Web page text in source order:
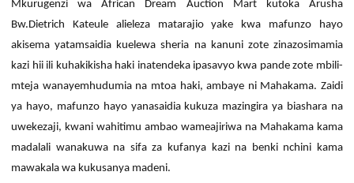
Mkurugenzi wa African Dream Auction Mart kutoka Arusha
Bw.Dietrich Kateule alieleza matarajio yake kwa mafunzo hayo
akisema yatamsaidia kuelewa sheria na kanuni zote zinazosimamia
kazi hii ili kuhakikisha haki inatendeka ipasavyo kwa pande zote mbili-
mteja wanayemhudumia na mtoa haki, ambaye ni Mahakama. Zaidi
ya hayo, mafunzo hayo yanasaidia kukuza mazingira ya biashara na
uwekezaji, kwani wahitimu ambao wameajiriwa na Mahakama kama
madalali wanakuwa na sifa za kufanya kazi na benki nchini kama
mawakala wa kukusanya madeni.